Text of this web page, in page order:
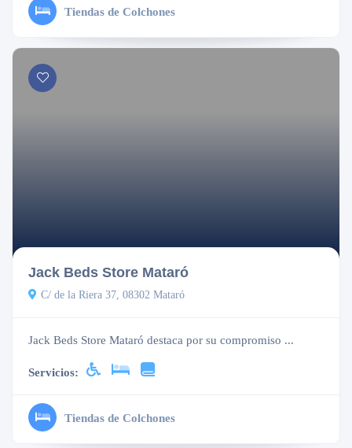
Tiendas de Colchones
Jack Beds Store Mataró
C/ de la Riera 37, 08302 Mataró
Jack Beds Store Mataró destaca por su compromiso ...
Servicios:
Tiendas de Colchones